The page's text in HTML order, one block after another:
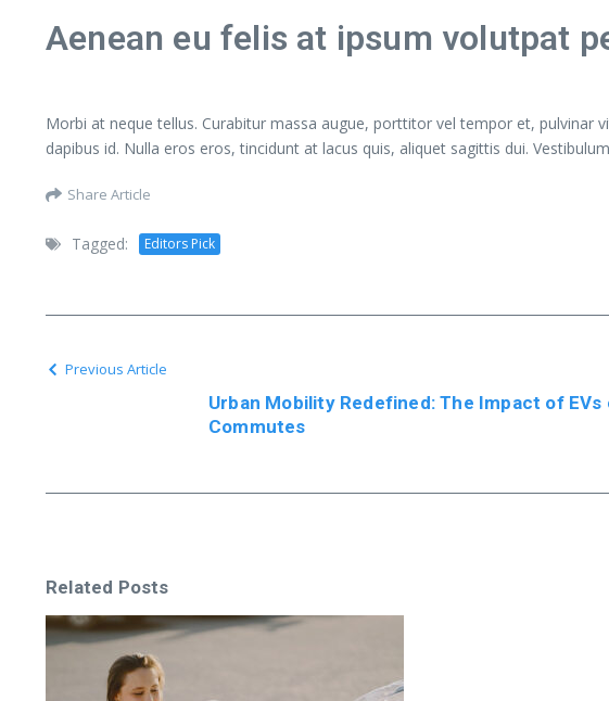
Aenean eu felis at ipsum volutpat
Morbi at neque tellus. Curabitur massa augue, porttitor vel tempor et, pulvinar
dapibus id. Nulla eros eros, tincidunt at lacus quis, aliquet sagittis dui.
Share Article
Tagged: Editors Pick
Previous Article
Urban Mobility Redefined: The Impact of EVs
Commutes
Related Posts